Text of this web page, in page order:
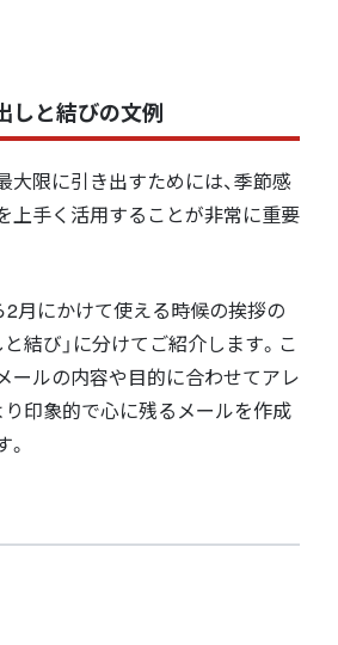
しと結びの文例
大限に引き出すためには、季節感
上手く活用することが非常に重要
2月にかけて使える時候の挨拶の
結び」に分けてご紹介します。こ
ールの内容や目的に合わせてアレ
り印象的で心に残るメールを作成